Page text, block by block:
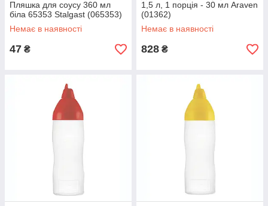
Пляшка для соусу 360 мл
біла 65353 Stalgast (065353)
Немає в наявності
47 ₴
1,5 л, 1 порція - 30 мл Araven
(01362)
Немає в наявності
828 ₴